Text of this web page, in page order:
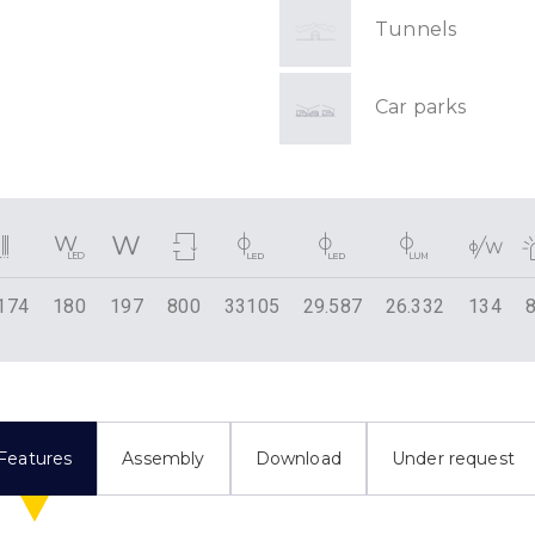
Tunnels
Car parks
180 197 800 33105 29.587 26.332 134
Assembly Download Under request